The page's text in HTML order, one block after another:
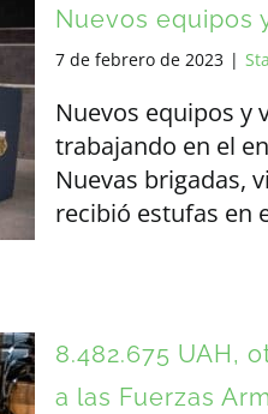
Nuevos equipos
7 de febrero de 2023 |
Nuevos equipos y
trabajando en el
Nuevas brigadas,
recibió estufas en
8.482.675 UAH,
a las Fuerzas